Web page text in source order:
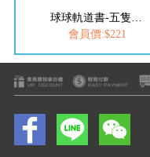
會員價:$221